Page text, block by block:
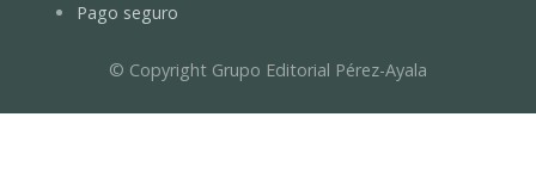
Pago seguro
© Copyright Grupo Editorial Pérez-Ayala